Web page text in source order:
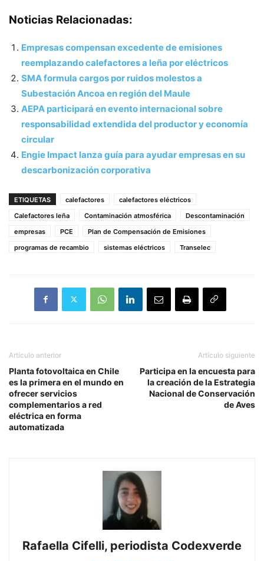
Noticias Relacionadas:
Empresas compensan excedente de emisiones
reemplazando calefactores a leña por eléctricos
SMA formula cargos por ruidos molestos a
Subestación Ancoa en región del Maule
AEPA participará en evento internacional sobre
responsabilidad extendida del productor y economía
circular
Engie Impact lanza guía para ayudar empresas en su
descarbonización corporativa
ETIQUETAS calefactores
calefactores eléctricos
Calefactores leña
Contaminación atmosférica
Descontaminación
empresas
PCE
Plan de Compensación de Emisiones
programas de recambio
sistemas eléctricos Transelec
Artículo anterior
Planta fotovoltaica en Chile
es la primera en el mundo en
ofrecer servicios
complementarios a red
eléctrica en forma
automatizada
Artículo siguiente
Participa en la encuesta para
la creación de la Estrategia
Nacional de Conservación
de Aves
Rafaella Cifelli, periodista Codexverde